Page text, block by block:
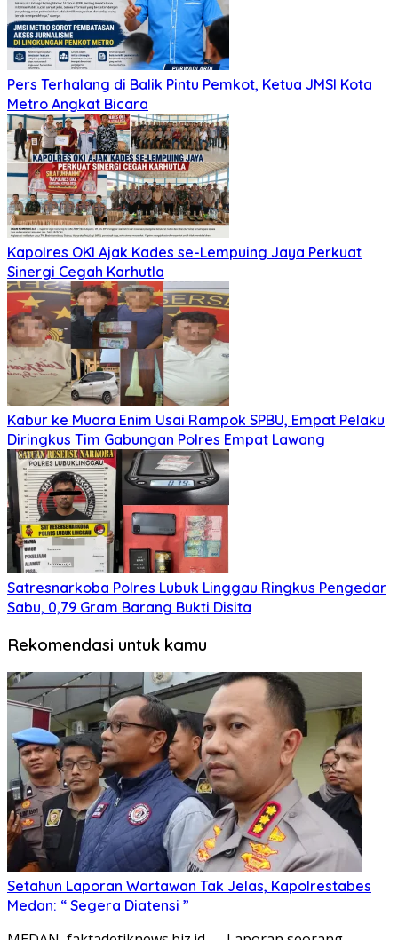
Pers Terhalang di Balik Pintu Pemkot, Ketua JMSI Kota
Metro Angkat Bicara
Kapolres OKI Ajak Kades se-Lempuing Jaya Perkuat
Sinergi Cegah Karhutla
Kabur ke Muara Enim Usai Rampok SPBU, Empat Pelaku
Diringkus Tim Gabungan Polres Empat Lawang
Satresnarkoba Polres Lubuk Linggau Ringkus Pengedar
Sabu, 0,79 Gram Barang Bukti Disita
Rekomendasi untuk kamu
Setahun Laporan Wartawan Tak Jelas, Kapolrestabes
Medan: “ Segera Diatensi ”